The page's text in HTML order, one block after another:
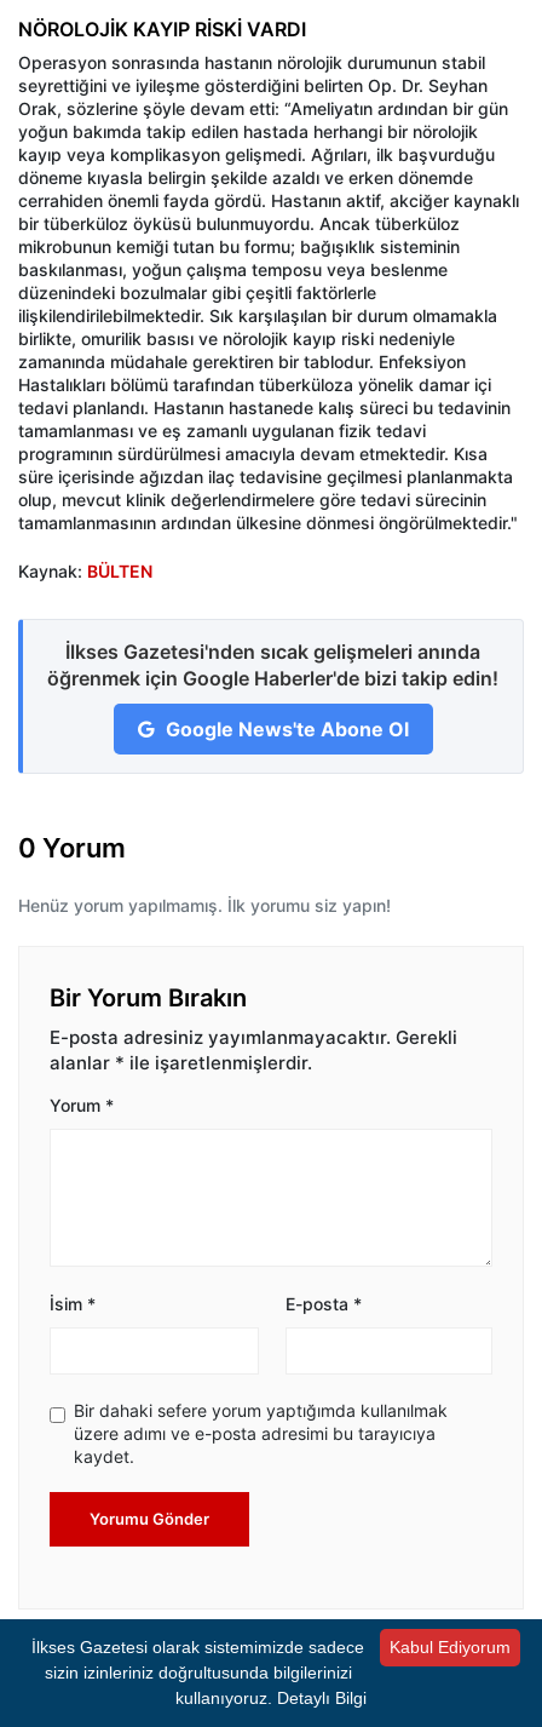
NÖROLOJİK KAYIP RİSKİ VARDI
Operasyon sonrasında hastanın nörolojik durumunun stabil
seyrettiğini ve iyileşme gösterdiğini belirten Op. Dr. Seyhan
Orak, sözlerine şöyle devam etti: “Ameliyatın ardından bir gün
yoğun bakımda takip edilen hastada herhangi bir nörolojik
kayıp veya komplikasyon gelişmedi. Ağrıları, ilk başvurduğu
döneme kıyasla belirgin şekilde azaldı ve erken dönemde
cerrahiden önemli fayda gördü. Hastanın aktif, akciğer kaynaklı
bir tüberküloz öyküsü bulunmuyordu. Ancak tüberküloz
mikrobunun kemiği tutan bu formu; bağışıklık sisteminin
baskılanması, yoğun çalışma temposu veya beslenme
düzenindeki bozulmalar gibi çeşitli faktörlerle
ilişkilendirilebilmektedir. Sık karşılaşılan bir durum olmamakla
birlikte, omurilik basısı ve nörolojik kayıp riski nedeniyle
zamanında müdahale gerektiren bir tablodur. Enfeksiyon
Hastalıkları bölümü tarafından tüberküloza yönelik damar içi
tedavi planlandı. Hastanın hastanede kalış süreci bu tedavinin
tamamlanması ve eş zamanlı uygulanan fizik tedavi
programının sürdürülmesi amacıyla devam etmektedir. Kısa
süre içerisinde ağızdan ilaç tedavisine geçilmesi planlanmakta
olup, mevcut klinik değerlendirmelere göre tedavi sürecinin
tamamlanmasının ardından ülkesine dönmesi öngörülmektedir."
Kaynak: BÜLTEN
İlkses Gazetesi'nden sıcak gelişmeleri anında
öğrenmek için Google Haberler'de bizi takip edin!
Google News'te Abone Ol
0 Yorum
Henüz yorum yapılmamış. İlk yorumu siz yapın!
Bir Yorum Bırakın
E-posta adresiniz yayımlanmayacaktır. Gerekli
alanlar * ile işaretlenmişlerdir.
Yorum *
İsim * E-posta *
Bir dahaki sefere yorum yaptığımda kullanılmak
üzere adımı ve e-posta adresimi bu tarayıcıya
kaydet.
Yorumu Gönder
SIRADAKİ HABER YÜKLENDİ
Kabul Ediyorum
İlkses Gazetesi olarak sistemimizde sadece
sizin izinleriniz doğrultusunda bilgilerinizi
kullanıyoruz. Detaylı Bilgi